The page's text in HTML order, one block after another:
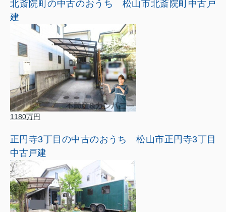
北斎院町の中古のおうち 松山市北斎院町中古戸
建
1180万円
正円寺3丁目の中古のおうち 松山市正円寺3丁目
中古戸建